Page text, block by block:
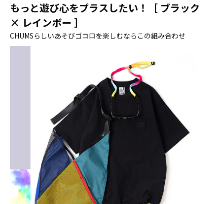
もっと遊び心をプラスしたい！［ ブラック
× レインボー ］
CHUMSらしいあそびゴコロを楽しむならこの組み合わせ